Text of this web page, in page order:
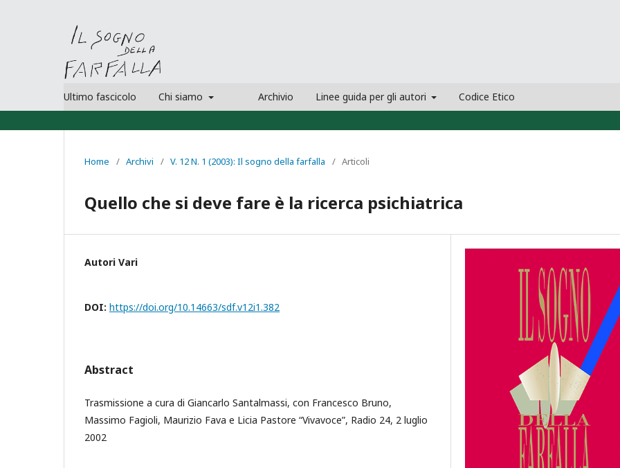
Ultimo fascicolo Chi siamo Archivio Linee guida per gli autori Codice Etico
Home / Archivi / V. 12 N. 1 (2003): Il sogno della farfalla / Articoli
Quello che si deve fare è la ricerca psichiatrica
Autori Vari
DOI: https://doi.org/10.14663/sdf.v12i1.382
Abstract
Trasmissione a cura di Giancarlo Santalmassi, con Francesco Bruno,
Massimo Fagioli, Maurizio Fava e Licia Pastore “Vivavoce”, Radio 24, 2 luglio
2002